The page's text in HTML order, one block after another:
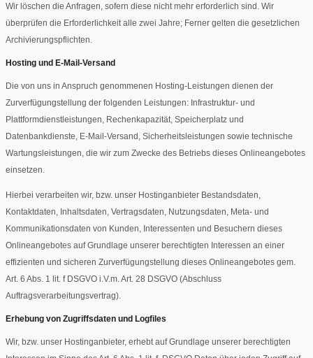
Wir löschen die Anfragen, sofern diese nicht mehr erforderlich sind. Wir
überprüfen die Erforderlichkeit alle zwei Jahre; Ferner gelten die gesetzlichen
Archivierungspflichten.
Hosting und E-Mail-Versand
Die von uns in Anspruch genommenen Hosting-Leistungen dienen der
Zurverfügungstellung der folgenden Leistungen: Infrastruktur- und
Plattformdienstleistungen, Rechenkapazität, Speicherplatz und
Datenbankdienste, E-Mail-Versand, Sicherheitsleistungen sowie technische
Wartungsleistungen, die wir zum Zwecke des Betriebs dieses Onlineangebotes
einsetzen.
Hierbei verarbeiten wir, bzw. unser Hostinganbieter Bestandsdaten,
Kontaktdaten, Inhaltsdaten, Vertragsdaten, Nutzungsdaten, Meta- und
Kommunikationsdaten von Kunden, Interessenten und Besuchern dieses
Onlineangebotes auf Grundlage unserer berechtigten Interessen an einer
effizienten und sicheren Zurverfügungstellung dieses Onlineangebotes gem.
Art. 6 Abs. 1 lit. f DSGVO i.V.m. Art. 28 DSGVO (Abschluss
Auftragsverarbeitungsvertrag).
Erhebung von Zugriffsdaten und Logfiles
Wir, bzw. unser Hostinganbieter, erhebt auf Grundlage unserer berechtigten